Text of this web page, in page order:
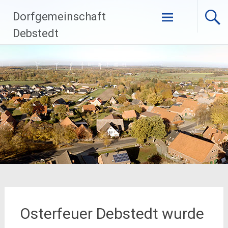
Inhalt
springen
Dorfgemeinschaft
Debstedt
Osterfeuer Debstedt wurde